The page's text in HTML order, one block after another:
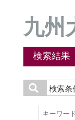
九州
検索結果
検索条